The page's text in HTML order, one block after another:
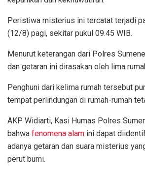
Peristiwa misterius ini tercatat terjadi
(12/8) pagi, sekitar pukul 09.45 WIB.
Menurut keterangan dari Polres
dan getaran ini dirasakan oleh lima
Penghuni dari kelima rumah tersebut
tempat perlindungan di rumah-rumah
AKP Widiarti, Kasi Humas Polres
bahwa fenomena alam ini dapat
adanya getaran dan suara misterius
perut bumi.